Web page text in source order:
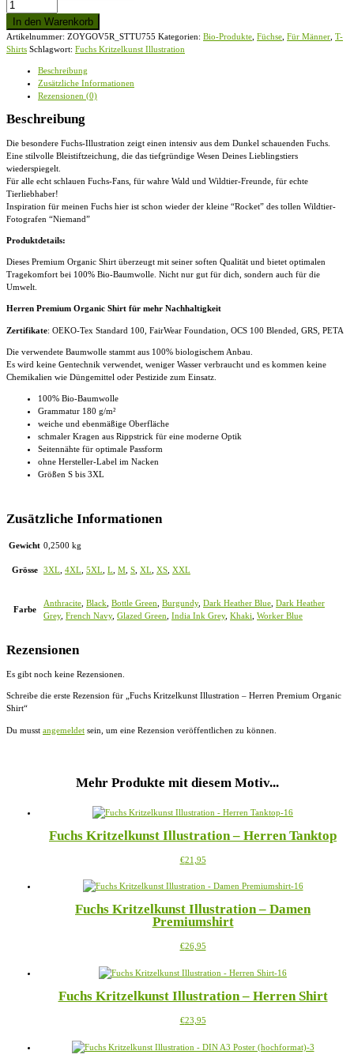
Fuchs
Kritzelkunst
Illustration
-
Herren
Premium
In den Warenkorb
Artikelnummer: ZOYGOV5R_STTU755 Kategorien: Bio-Produkte Füchse Für Männer T-
Shirts Schlagwort: Fuchs Kritzelkunst Illustration
Beschreibung
Zusätzliche Informationen
Rezensionen (0)
Beschreibung
Die besondere Fuchs-Illustration zeigt einen intensiv aus dem Dunkel schauenden Fuchs.
Eine stilvolle Bleistiftzeichung, die das tiefgründige Wesen Deines Lieblingstiers
wiederspiegelt.
Für alle echt schlauen Fuchs-Fans, für wahre Wald und Wildtier-Freunde, für echte
Tierliebhaber!
Inspiration für meinen Fuchs hier ist schon wieder der kleine “Rocket” des tollen Wildtier-
Fotografen “Niemand”
Produktdetails:
Dieses Premium Organic Shirt überzeugt mit seiner soften Qualität und bietet optimalen
Tragekomfort bei 100% Bio-Baumwolle. Nicht nur gut für dich, sondern auch für die
Umwelt.
Herren Premium Organic Shirt für mehr Nachhaltigkeit
Zertifikate: OEKO-Tex Standard 100, FairWear Foundation, OCS 100 Blended, GRS, PETA
Die verwendete Baumwolle stammt aus 100% biologischem Anbau.
Es wird keine Gentechnik verwendet, weniger Wasser verbraucht und es kommen keine
Chemikalien wie Düngemittel oder Pestizide zum Einsatz.
100% Bio-Baumwolle
Grammatur 180 g/m²
weiche und ebenmäßige Oberfläche
schmaler Kragen aus Rippstrick für eine moderne Optik
Seitennähte für optimale Passform
ohne Hersteller-Label im Nacken
Größen S bis 3XL
Zusätzliche Informationen
Gewicht 0,2500 kg
Grösse 3XL 4XL 5XL L M S XL XS XXL
Farbe
Anthracite Black Bottle Green Burgundy, Dark Heather Blue Dark Heather
Grey, French Navy, Glazed Green India Ink Grey, Khaki Worker Blue
Rezensionen
Es gibt noch keine Rezensionen.
Schreibe die erste Rezension für „Fuchs Kritzelkunst Illustration – Herren Premium Organic
Shirt“
Du musst angemeldet sein, um eine Rezension veröffentlichen zu können.
Mehr Produkte mit diesem Motiv...
Fuchs Kritzelkunst Illustration – Herren Tanktop
€21,95Dieses
weist
Varianten
auf.
Optionen
auf
Produktseite
werden
Fuchs Kritzelkunst Illustration – Damen
Premiumshirt
€26,95Dieses
weist
Varianten
Die
können
Fuchs Kritzelkunst Illustration – Herren Shirt
€23,95Dieses
weist